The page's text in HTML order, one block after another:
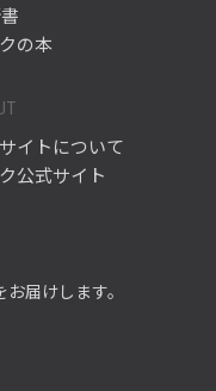
の本
イトについて
公式サイト
届けします。